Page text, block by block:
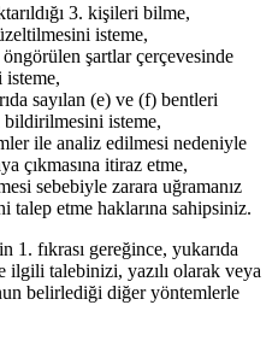
3. kişileri bilme,
isteme,
şartlar çerçevesinde
sayılan (e) ve (f) bentleri
bildirilmesini isteme,
ile analiz edilmesi nedeniyle
çıkmasına itiraz etme,
sebebiyle zarara uğramanız
talep etme haklarına sahipsiniz.
fıkrası gereğince, yukarıda
ilgili talebinizi, yazılı olarak veya
belirlediği diğer yöntemlerle